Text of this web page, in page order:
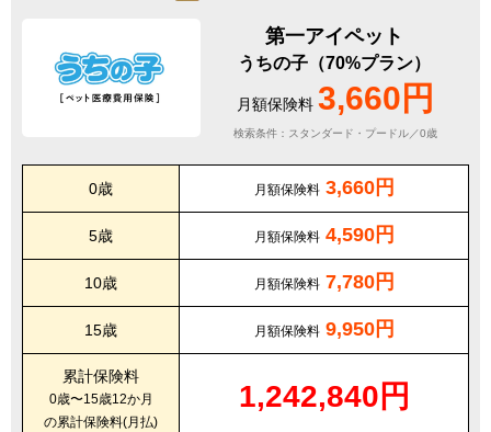
第一アイペット
うちの子（70%プラン）
月額保険料 3,660円
検索条件：スタンダード・プードル／0歳
0歳 月額保険料 3,660円
5歳 月額保険料 4,590円
10歳 月額保険料 7,780円
15歳 月額保険料 9,950円
累計保険料
0歳〜15歳12か月
の累計保険料(月払)
1,242,840円